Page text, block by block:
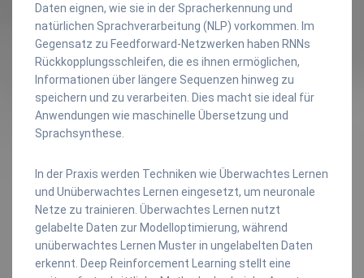
Daten eignen, wie sie in der Spracherkennung und
natürlichen Sprachverarbeitung (NLP) vorkommen. Im
Gegensatz zu Feedforward-Netzwerken haben RNNs
Rückkopplungsschleifen, die es ihnen ermöglichen,
Informationen über längere Sequenzen hinweg zu
speichern und zu verarbeiten. Dies macht sie ideal für
Anwendungen wie maschinelle Übersetzung und
Sprachsynthese.
In der Praxis werden Techniken wie Überwachtes Lernen
und Unüberwachtes Lernen eingesetzt, um neuronale
Netze zu trainieren. Überwachtes Lernen nutzt
gelabelte Daten zur Modelloptimierung, während
unüberwachtes Lernen Muster in ungelabelten Daten
erkennt. Deep Reinforcement Learning stellt eine